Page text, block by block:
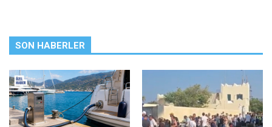
SON HABERLER